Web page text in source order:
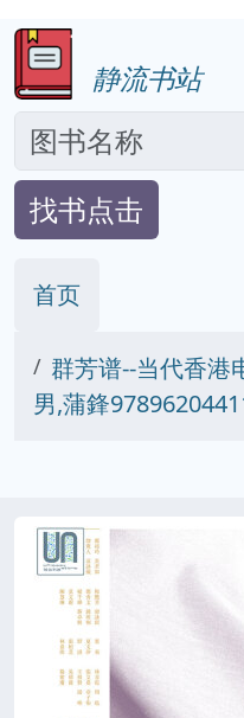
静流书站
找书点击
首页
群芳谱--当代香港
男,蒲鋒